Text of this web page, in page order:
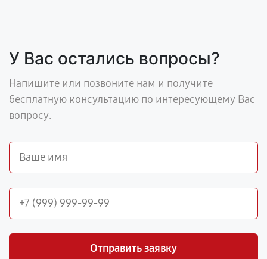
У Вас остались вопросы?
Напишите или позвоните нам и получите
бесплатную консультацию по интересующему Вас
вопросу.
Отправить заявку